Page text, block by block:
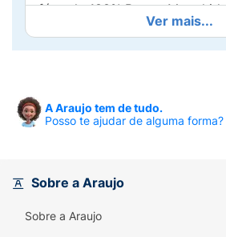
fórmula 100% Pura e
oferece rápida absorção e
no fornecimento de energia
Livre de sódio e com sabor
210g rende impressionantes
3.000mg, garantindo um
benefício para sua rotina de
Ver mais...
A Araujo tem de tudo.
Posso te ajudar de alguma forma?
Sobre a Araujo
Sobre a Araujo